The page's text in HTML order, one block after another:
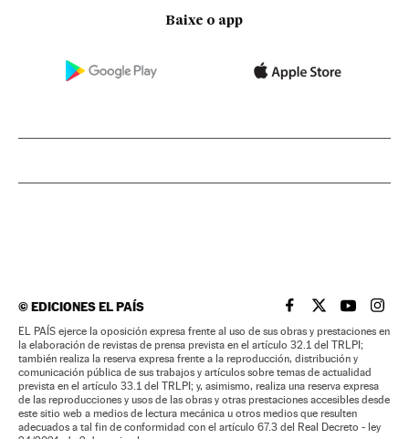
Baixe o app
©EDICIONES EL PAÍS EL PAÍS BRASIL EN
EL PAÍSEL PAÍS
EL
EL PAÍS ejerce la oposición expresa frente al uso de sus obras y prestaciones en
la elaboración de revistas de prensa prevista en el artículo 32.1 del TRLPI;
también realiza la reserva expresa frente a la reproducción, distribución y
comunicación pública de sus trabajos y artículos sobre temas de actualidad
prevista en el artículo 33.1 del TRLPI; y, asimismo, realiza una reserva expresa
de las reproducciones y usos de las obras y otras prestaciones accesibles desde
este sitio web a medios de lectura mecánica u otros medios que resulten
adecuados a tal fin de conformidad con el artículo 67.3 del Real Decreto - ley